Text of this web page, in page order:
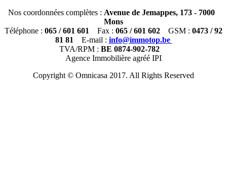
Nos coordonnées complètes : Avenue de Jemappes, 173 - 7000
Mons
Téléphone : 065 / 601 601 Fax : 065 / 601 602 GSM : 0473 / 92
81 81 E-mail : info@immotop.be
TVA/RPM : BE 0874-902-782
Agence Immobilière agréé IPI
Copyright © Omnicasa 2017. All Rights Reserved